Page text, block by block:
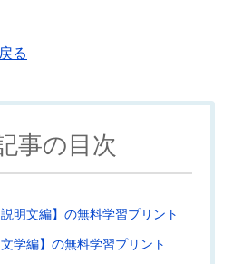
る
事の目次
明文編】の無料学習プリント
学編】の無料学習プリント